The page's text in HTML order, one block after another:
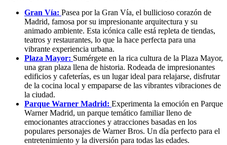
Gran Vía: Pasea por la Gran Vía, el bullicioso corazón de
Madrid, famosa por su impresionante arquitectura y su
animado ambiente. Esta icónica calle está repleta de tiendas,
teatros y restaurantes, lo que la hace perfecta para una
vibrante experiencia urbana.
Plaza Mayor: Sumérgete en la rica cultura de la Plaza Mayor,
una gran plaza llena de historia. Rodeada de impresionantes
edificios y cafeterías, es un lugar ideal para relajarse, disfrutar
de la cocina local y empaparse de las vibrantes vibraciones de
la ciudad.
Parque Warner Madrid: Experimenta la emoción en Parque
Warner Madrid, un parque temático familiar lleno de
emocionantes atracciones y atracciones basadas en los
populares personajes de Warner Bros. Un día perfecto para el
entretenimiento y la diversión para todas las edades.